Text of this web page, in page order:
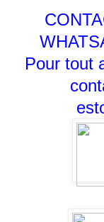
Pour tout